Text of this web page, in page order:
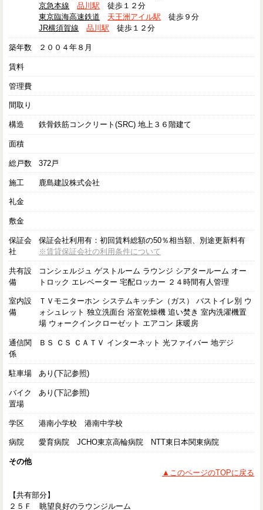
京急本線
品川駅 徒歩１２分
東京臨海高速鉄道
天王洲アイル駅 徒歩９分
JR横須賀線
品川駅 徒歩１２分
築年数 ２００４年８月
賃料
管理費
間取り
構造 鉄骨鉄筋コンクリート(SRC) 地上３６階建て
面積
総戸数 372戸
施工 鹿島建設株式会社
礼金
敷金
保証会
社
保証会社利用有：初回賃料総額の50％相当額、別途更新料有
※賃貸保証会社の利用条件について
共有設
備
コンシェルジュ ゲストルーム ラウンジ シアタールーム オー
トロック エレベーター 宅配ロッカー ２４時間有人管理
室内設
備
ＴＶモニターホン システムキッチン（ガス） バストイレ別 ウ
ォシュレット 独立洗面台 浴室乾燥機 追い焚き 室内洗濯機置
場 ウォークインクローゼット エアコン 床暖房
通信関
係
ＢＳ ＣＳ ＣＡＴＶ インターネット 光ファイバー 地デジ
駐車場 あり(下記参照)
バイク
置場
あり(下記参照)
学区 港南小学校 港南中学校
病院 愛育病院 JCHO東京高輪病院 NTT東日本関東病院
その他
▲このページのTOPに戻る
【共有部分】
２５Ｆ 眺望良好のラウンジルーム